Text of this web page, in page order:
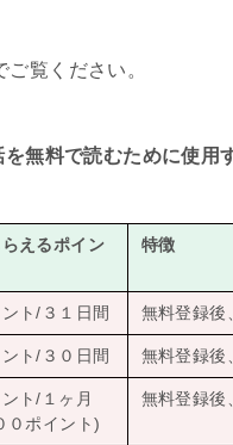
覧ください。
を無料で読むために使用
えるポイン
特徴
ト/３１日間 無料登録後、
ト/３０日間 無料登録後、
ト/１ヶ月
０ポイント)
無料登録後、